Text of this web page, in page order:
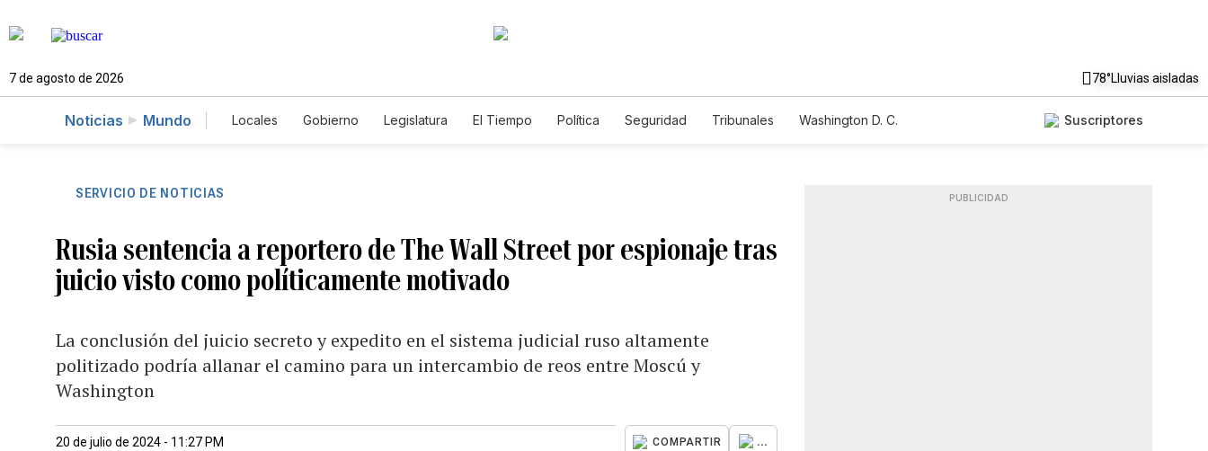
7 de agosto de 2026 78°Lluvias aisladas
Noticias Mundo Locales Gobierno Legislatura El Tiempo Política Seguridad Tribunales
Washington D. C.
Suscriptores
SERVICIO DE NOTICIAS
Rusia sentencia a reportero de The Wall Street por espionaje tras
juicio visto como políticamente motivado
La conclusión del juicio secreto y expedito en el sistema judicial ruso altamente
politizado podría allanar el camino para un intercambio de reos entre Moscú y
Washington
20 de julio de 2024 - 11:27 PM COMPARTIR ...
PUBLICIDAD